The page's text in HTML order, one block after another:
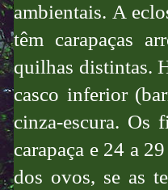
ambientais. A
têm carapaças
quilhas distintas.
casco inferior
cinza-escura. Os
carapaça e 24 a
dos ovos, se as